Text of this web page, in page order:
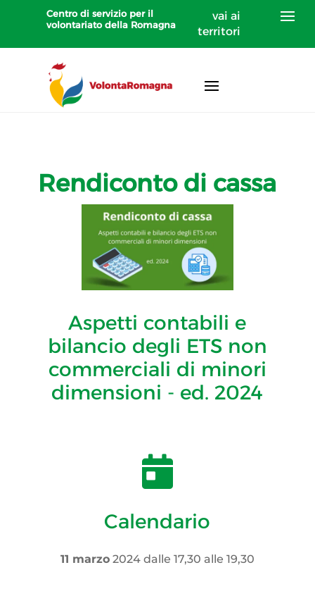
Centro di servizio per il
volontariato della Romagna
vai ai
territori
Rendiconto di cassa
Aspetti contabili e
bilancio degli ETS non
commerciali di minori
dimensioni - ed. 2024

Calendario
11 marzo2024 dalle 17,30 alle 19,30